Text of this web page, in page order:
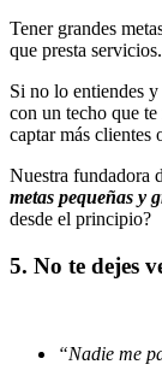
Tener grandes
que presta servicios.
Si no lo entiendes y
con un techo que
captar más clientes
Nuestra fundadora
metas pequeñas y
desde el principio?
5. No te dejes
“Nadie me